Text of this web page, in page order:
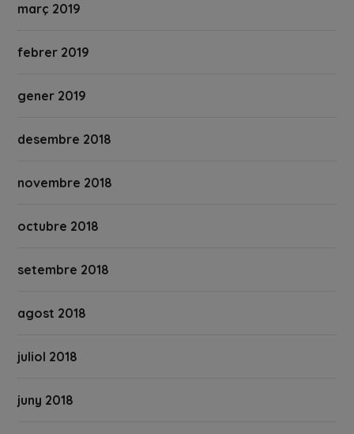
març 2019
febrer 2019
gener 2019
desembre 2018
novembre 2018
octubre 2018
setembre 2018
agost 2018
juliol 2018
juny 2018